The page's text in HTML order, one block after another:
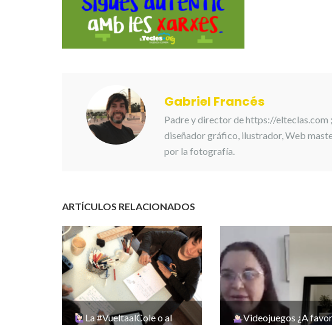
Gabriel Francés
Padre y director de https://elteclas.com
diseñador gráfico, ilustrador, Web
por la fotografía.
ARTÍCULOS RELACIONADOS
La #VueltaalCole o al
Videojuegos ¿A